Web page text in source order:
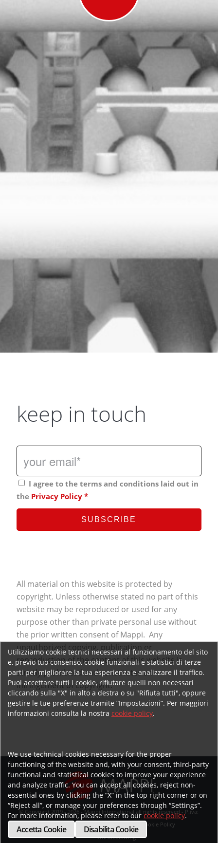
keep in touch
I agree to the terms and conditions laid out in
the Privacy Policy *
All material on this website is protected by
copyright. Unless otherwise stated no part of this
website may be reproduced or used for any
purpose other than private personal use without
the prior written consent of Mappi. Any
unauthorized copying, publication or
reproduction of the content of this website is
strictly prohibited and constitutes an
infringement of copyright.
© Copyright 2019 - 2026 - Mappi International all rights reserved - P.iva:
02218070593
Privacy Policy
Cookie Policy
Whistleblowing
Utilizziamo cookie tecnici necessari al funzionamento del sito
e, previo tuo consenso, cookie funzionali e statistici di terze
parti per migliorare la tua esperienza e analizzare il traffico.
Puoi accettare tutti i cookie, rifiutare quelli non necessari
cliccando sulla "X" in alto a destra o su "Rifiuta tutti", oppure
gestire le tue preferenze tramite “Impostazioni”. Per maggiori
informazioni consulta la nostra cookie policy.
We use technical cookies necessary for the proper
functioning of the website and, with your consent, third-party
functional and statistical cookies to improve your experience
and analyze traffic. You can accept all cookies, reject non-
essential ones by clicking the “X” in the top right corner or on
“Reject all”, or manage your preferences through “Settings”.
For more information, please refer to our cookie policy.
Accetta Cookie Disabilita Cookie